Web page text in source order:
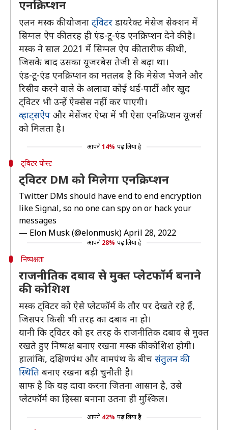
एनक्रिप्शन
एलन मस्क की योजना ट्विटर डायरेक्ट मेसेज सेक्शन में
सिग्नल ऐप की तरह ही एंड-टू-एंड एनक्रिप्शन देने की है।
मस्क ने साल 2021 में सिग्नल ऐप की तारीफ की थी,
जिसके बाद उसका यूजरबेस तेजी से बढ़ा था।
एंड-टू-एंड एनक्रिप्शन का मतलब है कि मेसेज भेजने और
रिसीव करने वाले के अलावा कोई थर्ड-पार्टी और खुद
ट्विटर भी उन्हें ऐक्सेस नहीं कर पाएगी।
व्हाट्सऐप और मेसेंजर ऐप्स में भी ऐसा एनक्रिप्शन यूजर्स
को मिलता है।
आपने 14% पढ़ लिया है
ट्विटर पोस्ट
ट्विटर DM को मिलेगा एनक्रिप्शन
Twitter DMs should have end to end encryption
like Signal, so no one can spy on or hack your
messages
— Elon Musk (@elonmusk)April 28, 2022
आपने 28% पढ़ लिया है
निष्पक्षता
राजनीतिक दबाव से मुक्त प्लेटफॉर्म बनाने
की कोशिश
मस्क ट्विटर को ऐसे प्लेटफॉर्म के तौर पर देखते रहे हैं,
जिसपर किसी भी तरह का दबाव ना हो।
यानी कि ट्विटर को हर तरह के राजनीतिक दबाव से मुक्त
रखते हुए निष्पक्ष बनाए रखना मस्क की कोशिश होगी।
हालांकि, दक्षिणपंथ और वामपंथ के बीच संतुलन की
स्थिति बनाए रखना बड़ी चुनौती है।
साफ है कि यह दावा करना जितना आसान है, उसे
प्लेटफॉर्म का हिस्सा बनाना उतना ही मुश्किल।
आपने 42% पढ़ लिया है